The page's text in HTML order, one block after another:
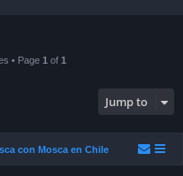
• Page 1 of 1
Jump to
con Mosca en Chile